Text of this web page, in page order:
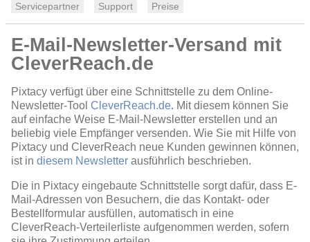
Servicepartner Support Preise
E-Mail-Newsletter-Versand mit
CleverReach.de
Pixtacy verfügt über eine Schnittstelle zu dem Online-
Newsletter-Tool CleverReach.de. Mit diesem können Sie
auf einfache Weise E-Mail-Newsletter erstellen und an
beliebig viele Empfänger versenden. Wie Sie mit Hilfe von
Pixtacy und CleverReach neue Kunden gewinnen können,
ist in diesem Newsletter ausführlich beschrieben.
Die in Pixtacy eingebaute Schnittstelle sorgt dafür, dass E-
Mail-Adressen von Besuchern, die das Kontakt- oder
Bestellformular ausfüllen, automatisch in eine
CleverReach-Verteilerliste aufgenommen werden, sofern